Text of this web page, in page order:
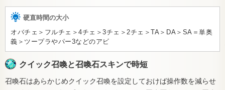
硬直時間の大小
オバチェ＞フルチェ＞4チェ＞3チェ＞2チェ＞TA＞DA＞SA＝単奥
義＞ツープラやパー3などのアビ
クイック召喚と召喚石スキンで時短
召喚石はあらかじめクイック召喚を設定しておけば操作数を減らせ